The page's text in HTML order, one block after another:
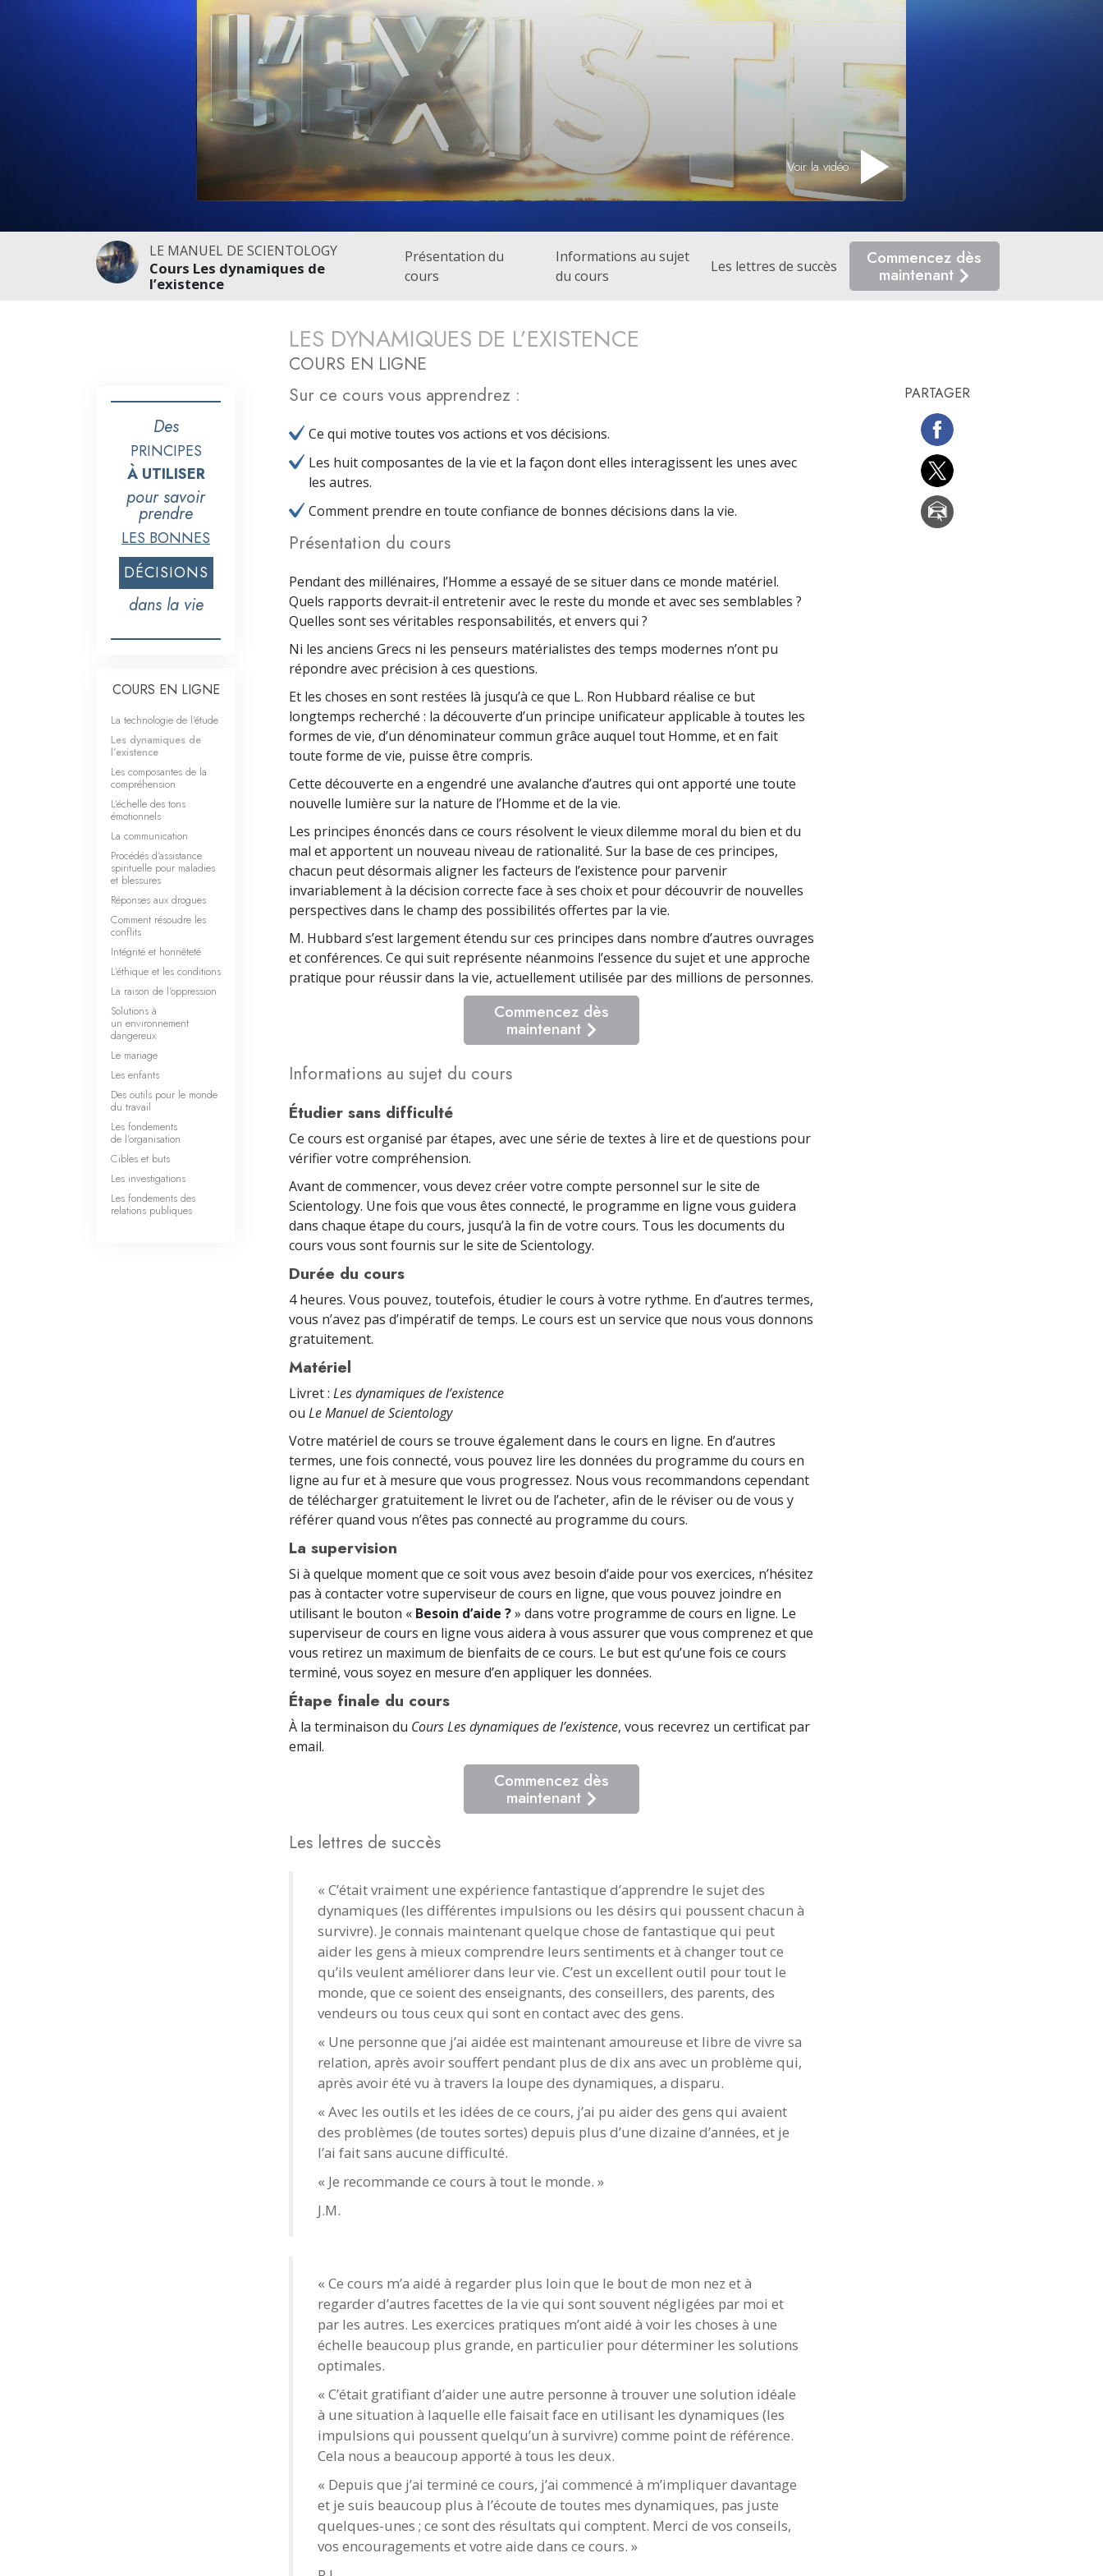
Qu’est-ce que la grandeur ?
Les ministres volontaires de Scientology
Voir la vidéo
LE MANUEL DE SCIENTOLOGY
Cours Les dynamiques de
l’existence
Présentation du
cours
Informations au sujet
du cours
Les lettres de succès Commencez dès
maintenant
LES DYNAMIQUES DE L’EXISTENCE
COURS EN LIGNE
Sur ce cours vous apprendrez :
Ce qui motive toutes vos actions et vos décisions.
Les huit composantes de la vie et la façon dont elles interagissent les unes avec
les autres.
Comment prendre en toute confiance de bonnes décisions dans la vie.
Présentation du cours
Pendant des millénaires, l’Homme a essayé de se situer dans ce monde matériel.
Quels rapports devrait‑il entretenir avec le reste du monde et avec ses semblables ?
Quelles sont ses véritables responsabilités, et envers qui ?
Ni les anciens Grecs ni les penseurs matérialistes des temps modernes n’ont pu
répondre avec précision à ces questions.
Et les choses en sont restées là jusqu’à ce que L. Ron Hubbard réalise ce but
longtemps recherché : la découverte d’un principe unificateur applicable à toutes les
formes de vie, d’un dénominateur commun grâce auquel tout Homme, et en fait
toute forme de vie, puisse être compris.
Cette découverte en a engendré une avalanche d’autres qui ont apporté une toute
nouvelle lumière sur la nature de l’Homme et de la vie.
Les principes énoncés dans ce cours résolvent le vieux dilemme moral du bien et du
mal et apportent un nouveau niveau de rationalité. Sur la base de ces principes,
chacun peut désormais aligner les facteurs de l’existence pour parvenir
invariablement à la décision correcte face à ses choix et pour découvrir de nouvelles
perspectives dans le champ des possibilités offertes par la vie.
M. Hubbard s’est largement étendu sur ces principes dans nombre d’autres ouvrages
et conférences. Ce qui suit représente néanmoins l’essence du sujet et une approche
pratique pour réussir dans la vie, actuellement utilisée par des millions de personnes.
Commencez dès
maintenant
Informations au sujet du cours
Étudier sans difficulté
Ce cours est organisé par étapes, avec une série de textes à lire et de questions pour
vérifier votre compréhension.
Avant de commencer, vous devez créer votre compte personnel sur le site de
Scientology. Une fois que vous êtes connecté, le programme en ligne vous guidera
dans chaque étape du cours, jusqu’à la fin de votre cours. Tous les documents du
cours vous sont fournis sur le site de Scientology.
Durée du cours
4 heures. Vous pouvez, toutefois, étudier le cours à votre rythme. En d’autres termes,
vous n’avez pas d’impératif de temps. Le cours est un service que nous vous donnons
gratuitement.
Matériel
Livret : Les dynamiques de l’existence
ou Le Manuel de Scientology
Votre matériel de cours se trouve également dans le cours en ligne. En d’autres
termes, une fois connecté, vous pouvez lire les données du programme du cours en
ligne au fur et à mesure que vous progressez. Nous vous recommandons cependant
de télécharger gratuitement le livret ou de l’acheter, afin de le réviser ou de vous y
référer quand vous n’êtes pas connecté au programme du cours.
La supervision
Si à quelque moment que ce soit vous avez besoin d’aide pour vos exercices, n’hésitez
pas à contacter votre superviseur de cours en ligne, que vous pouvez joindre en
utilisant le bouton « Besoin d’aide ?» dans votre programme de cours en ligne. Le
superviseur de cours en ligne vous aidera à vous assurer que vous comprenez et que
vous retirez un maximum de bienfaits de ce cours. Le but est qu’une fois ce cours
terminé, vous soyez en mesure d’en appliquer les données.
Étape finale du cours
À la terminaison du Cours Les dynamiques de l’existence, vous recevrez un certificat par
email.
Commencez dès
maintenant
Les lettres de succès
« C’était vraiment une expérience fantastique d’apprendre le sujet des
dynamiques (les différentes impulsions ou les désirs qui poussent chacun à
survivre). Je connais maintenant quelque chose de fantastique qui peut
aider les gens à mieux comprendre leurs sentiments et à changer tout ce
qu’ils veulent améliorer dans leur vie. C’est un excellent outil pour tout le
monde, que ce soient des enseignants, des conseillers, des parents, des
vendeurs ou tous ceux qui sont en contact avec des gens.
« Une personne que j’ai aidée est maintenant amoureuse et libre de vivre sa
relation, après avoir souffert pendant plus de dix ans avec un problème qui,
après avoir été vu à travers la loupe des dynamiques, a disparu.
« Avec les outils et les idées de ce cours, j’ai pu aider des gens qui avaient
des problèmes (de toutes sortes) depuis plus d’une dizaine d’années, et je
l’ai fait sans aucune difficulté.
« Je recommande ce cours à tout le monde. »
J.M.
« Ce cours m’a aidé à regarder plus loin que le bout de mon nez et à
regarder d’autres facettes de la vie qui sont souvent négligées par moi et
par les autres. Les exercices pratiques m’ont aidé à voir les choses à une
échelle beaucoup plus grande, en particulier pour déterminer les solutions
optimales.
« C’était gratifiant d’aider une autre personne à trouver une solution idéale
à une situation à laquelle elle faisait face en utilisant les dynamiques (les
impulsions qui poussent quelqu’un à survivre) comme point de référence.
Cela nous a beaucoup apporté à tous les deux.
« Depuis que j’ai terminé ce cours, j’ai commencé à m’impliquer davantage
et je suis beaucoup plus à l’écoute de toutes mes dynamiques, pas juste
quelques-unes ; ce sont des résultats qui comptent. Merci de vos conseils,
vos encouragements et votre aide dans ce cours. »
Des
PRINCIPES
À UTILISER
pour savoir
prendre
LES BONNES
DÉCISIONS
dans la vie
COURS EN LIGNE
La technologie de l’étude
Les dynamiques de
l’existence
Les composantes de la
compréhension
L’échelle des tons
émotionnels
La communication
Procédés d’assistance
spirituelle pour maladies
et blessures
Réponses aux drogues
Comment résoudre les
conflits
Intégrité et honnêteté
L’éthique et les conditions
La raison de l’oppression
Solutions à
un environnement
dangereux
Le mariage
Les enfants
Des outils pour le monde
du travail
Les fondements
de l’organisation
Cibles et buts
Les investigations
Les fondements des
relations publiques
PARTAGER